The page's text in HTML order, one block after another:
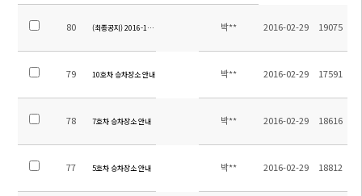
80 (최종공지) 2016-1학기 버스노선 안내 박** 2016-02-29 19075
79 10호차 승차장소 안내 박** 2016-02-29 17591
78 7호차 승차장소 안내 박** 2016-02-29 18616
77 5호차 승차장소 안내 박** 2016-02-29 18812